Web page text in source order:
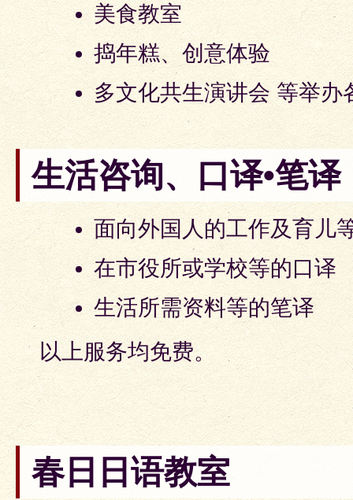
美食教室
捣年糕、创意体验
多文化共生演讲会 等举办
生活咨询、口译•笔译
面向外国人的工作及育儿
在市役所或学校等的口译
生活所需资料等的笔译
以上服务均免费。
春日日语教室